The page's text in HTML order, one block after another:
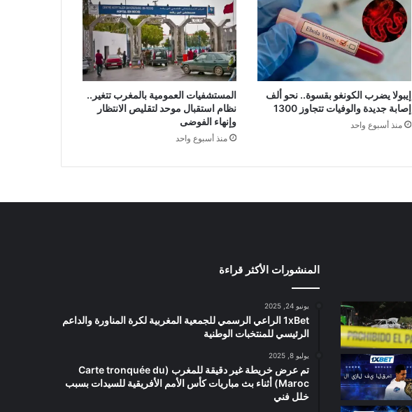
إيبولا يضرب الكونغو بقسوة.. نحو ألف
إصابة جديدة والوفيات تتجاوز 1300
منذ أسبوع واحد
المستشفيات العمومية بالمغرب تتغير..
نظام استقبال موحد لتقليص الانتظار
وإنهاء الفوضى
منذ أسبوع واحد
المنشورات الأكثر قراءة
يونيو 24, 2025
1xBet الراعي الرسمي للجمعية المغربية لكرة المناورة والداعم
الرئيسي للمنتخبات الوطنية
يوليو 8, 2025
تم عرض خريطة غير دقيقة للمغرب (Carte tronquée du
Maroc) أثناء بث مباريات كأس الأمم الأفريقية للسيدات بسبب
خلل فني